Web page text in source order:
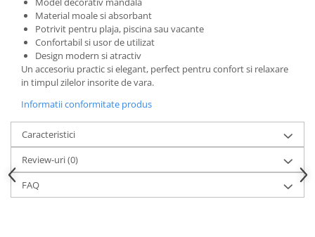
Material moale si absorbant
Potrivit pentru plaja, piscina sau vacante
Confortabil si usor de utilizat
Design modern si atractiv
Un accesoriu practic si elegant, perfect pentru confort si relaxare
in timpul zilelor insorite de vara.
Informatii conformitate produs
Caracteristici
Review-uri(0)
FAQ